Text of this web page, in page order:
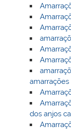
dos anjos